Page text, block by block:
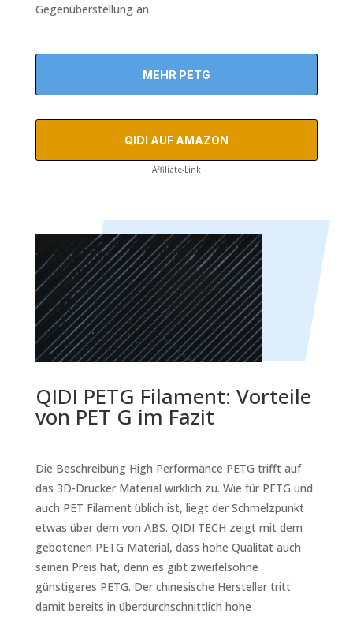
Gegenüberstellung an.
MEHR PETG
QIDI AUF AMAZON
Affiliate-Link
QIDI PETG Filament: Vorteile
von PET G im Fazit
Die Beschreibung High Performance PETG trifft auf
das 3D-Drucker Material wirklich zu. Wie für PETG und
auch PET Filament üblich ist, liegt der Schmelzpunkt
etwas über dem von ABS. QIDI TECH zeigt mit dem
gebotenen PETG Material, dass hohe Qualität auch
seinen Preis hat, denn es gibt zweifelsohne
günstigeres PETG. Der chinesische Hersteller tritt
damit bereits in überdurchschnittlich hohe